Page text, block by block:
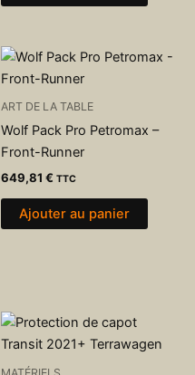
ART DE LA TABLE
Wolf Pack Pro Petromax –
Front-Runner
649,81 € TTC
Ajouter au panier